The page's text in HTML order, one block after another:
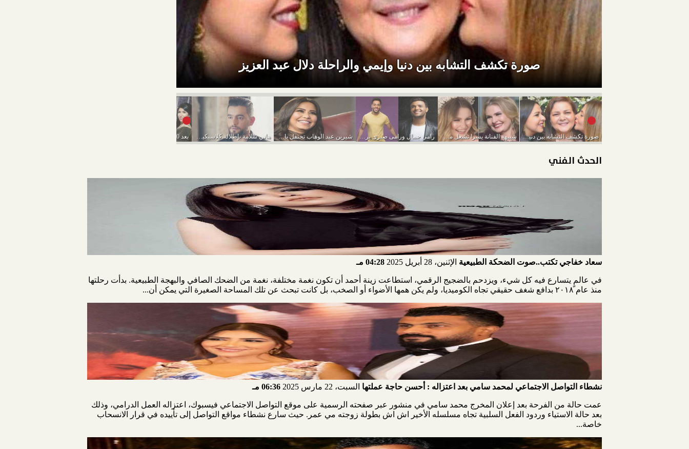
صورة تكشف التشابه بين دنيا وإيمي والراحلة دلال عبد العزيز
صورة تكشف التشابه بين دنيا وإيمي والراحلة دلال... شبيهة الفنانة يسرا تشعل مواقع التواصل الاجتماعى رامي جمال ورامى صبرى يروجون لحفلة غنائية.. فى... شيرين عبد الوهاب تحتفل باليوم العالمي للمرأة بهذه...
الحدث الفني
سعاد خفاجي تكتب..صوت الضحكة الطبيعية الإثنين، 28 أبريل 2025 04:28 مـ
في عالمٍ يتسارع فيه كل شيء، ويزدحم بالضجيج الرقمي، استطاعت زينة أحمد أن تكون نغمة مختلفة، نغمة من الضحك الصافي والبهجة الطبيعية. بدأت رحلتها
منذ عام ٢٠١٨ بدافع شغف حقيقي تجاه الكوميديا، ولم يكن همها الأضواء أو الصخب، بل كانت تبحث عن تلك المساحة الصغيرة التي يمكن أن...
نشطاء التواصل الاجتماعي لمحمد سامي بعد اعتزاله : أحسن حاجة عملتها السبت، 22 مارس 2025 06:36 مـ
عمت حالة من الفرحة بعد إعلان المخرج محمد سامي في منشور عبر صفحته الرسمية على موقع التواصل الاجتماعي فيسبوك، اعتزاله العمل الدرامي، وذلك
بعد حالة الاستياء وردود الفعل السلبية تجاه مسلسله الأخير اش اش بطولة زوجته مي عمر. حيث سارع نشطاء مواقع التواصل إلى تأييده في قرار الانسحاب
خاصة...